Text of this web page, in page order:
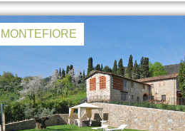
MONTEFIORE